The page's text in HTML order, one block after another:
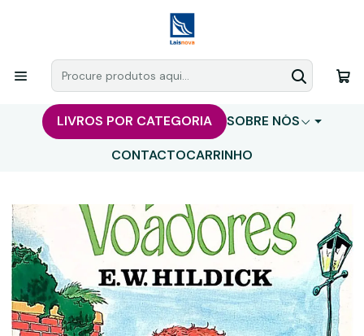
LIVROS POR CATEGORIA
SOBRE NÓS
CONTACTOCARRINHO